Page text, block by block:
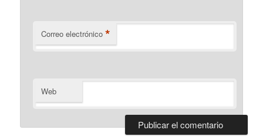
Correo electrónico *
Web